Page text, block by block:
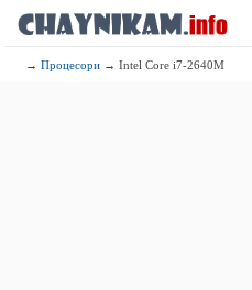
→Процесори → Intel Core i7-2640M